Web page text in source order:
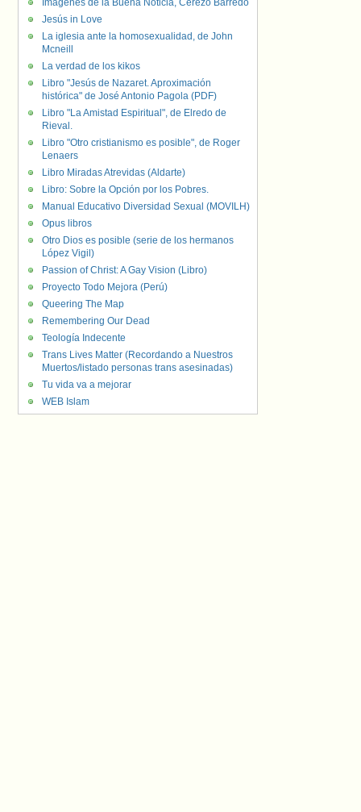
Imágenes de la Buena Noticia, Cerezo Barredo
Jesús in Love
La iglesia ante la homosexualidad, de John
Mcneill
La verdad de los kikos
Libro "Jesús de Nazaret. Aproximación
histórica" de José Antonio Pagola (PDF)
Libro "La Amistad Espiritual", de Elredo de
Rieval.
Libro "Otro cristianismo es posible", de Roger
Lenaers
Libro Miradas Atrevidas (Aldarte)
Libro: Sobre la Opción por los Pobres.
Manual Educativo Diversidad Sexual (MOVILH)
Opus libros
Otro Dios es posible (serie de los hermanos
López Vigil)
Passion of Christ: A Gay Vision (Libro)
Proyecto Todo Mejora (Perú)
Queering The Map
Remembering Our Dead
Teología Indecente
Trans Lives Matter (Recordando a Nuestros
Muertos/listado personas trans asesinadas)
Tu vida va a mejorar
WEB Islam